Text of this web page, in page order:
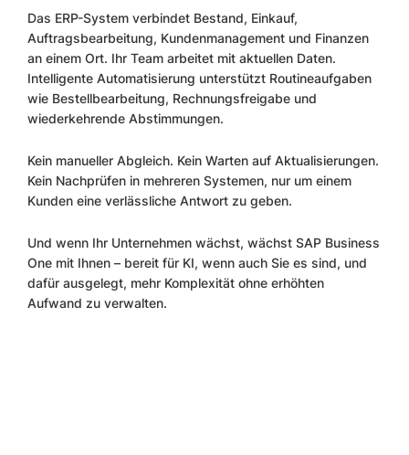
Das ERP-System verbindet Bestand, Einkauf,
Auftragsbearbeitung, Kundenmanagement und Finanzen
an einem Ort. Ihr Team arbeitet mit aktuellen Daten.
Intelligente Automatisierung unterstützt Routineaufgaben
wie Bestellbearbeitung, Rechnungsfreigabe und
wiederkehrende Abstimmungen.
Kein manueller Abgleich. Kein Warten auf Aktualisierungen.
Kein Nachprüfen in mehreren Systemen, nur um einem
Kunden eine verlässliche Antwort zu geben.
Und wenn Ihr Unternehmen wächst, wächst SAP Business
One mit Ihnen – bereit für KI, wenn auch Sie es sind, und
dafür ausgelegt, mehr Komplexität ohne erhöhten
Aufwand zu verwalten.